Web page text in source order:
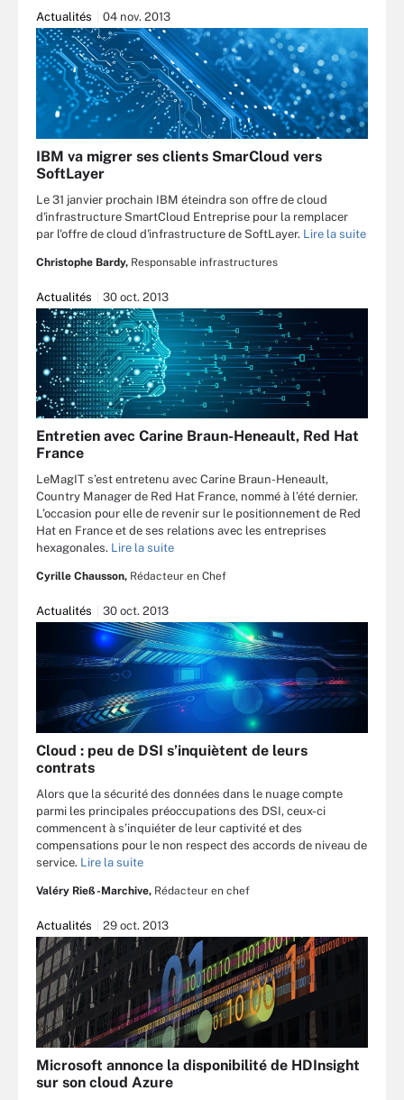
Actualités 04 nov. 2013
IBM va migrer ses clients SmarCloud vers
SoftLayer
Le 31 janvier prochain IBM éteindra son offre de cloud
d'infrastructure SmartCloud Entreprise pour la remplacer
par l'offre de cloud d'infrastructure de SoftLayer. Lire la suite
Christophe Bardy, Responsable infrastructures
Actualités 30 oct. 2013
Entretien avec Carine Braun-Heneault, Red Hat
France
LeMagIT s’est entretenu avec Carine Braun-Heneault,
Country Manager de Red Hat France, nommé à l’été dernier.
L’occasion pour elle de revenir sur le positionnement de Red
Hat en France et de ses relations avec les entreprises
hexagonales. Lire la suite
Cyrille Chausson, Rédacteur en Chef
Actualités 30 oct. 2013
Cloud : peu de DSI s’inquiètent de leurs
contrats
Alors que la sécurité des données dans le nuage compte
parmi les principales préoccupations des DSI, ceux-ci
commencent à s’inquiéter de leur captivité et des
compensations pour le non respect des accords de niveau de
service. Lire la suite
Valéry Rieß-Marchive, Rédacteur en chef
Actualités 29 oct. 2013
Microsoft annonce la disponibilité de HDInsight
sur son cloud Azure